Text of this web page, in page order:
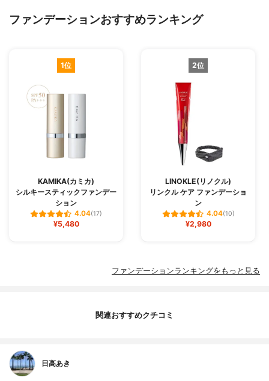
ファンデーションおすすめランキング
1位
KAMIKA(カミカ)
シルキースティックファンデー
ション
4.04(17)
¥5,480
2位
LINOKLE(リノクル)
リンクル ケア ファンデーショ
ン
4.04(10)
¥2,980
ファンデーションランキングをもっと見る
関連おすすめクチコミ
日高あき